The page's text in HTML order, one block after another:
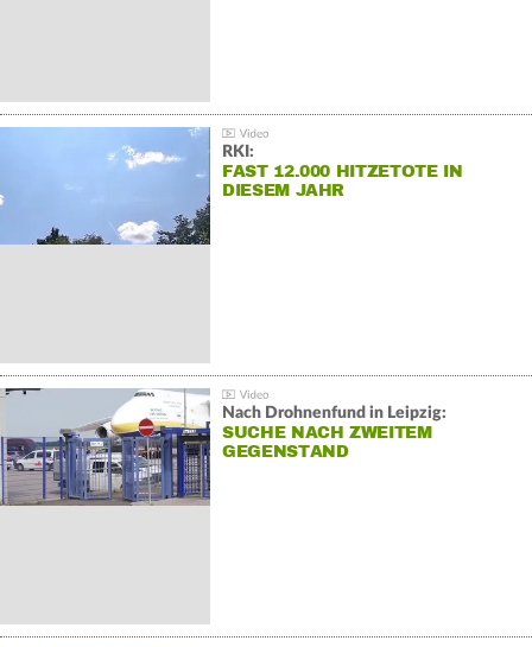
RKI:
FAST 12.000 HITZETOTE IN
DIESEM JAHR
Nach Drohnenfund in Leipzig:
SUCHE NACH ZWEITEM
GEGENSTAND